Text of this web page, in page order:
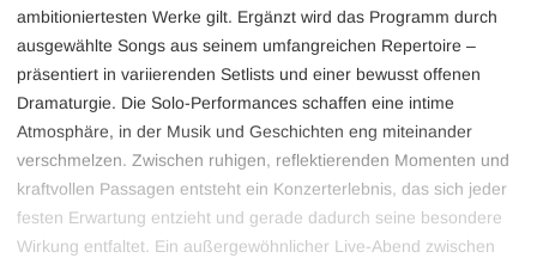
ambitioniertesten Werke gilt. Ergänzt wird das Programm durch
ausgewählte Songs aus seinem umfangreichen Repertoire –
präsentiert in variierenden Setlists und einer bewusst offenen
Dramaturgie. Die Solo-Performances schaffen eine intime
Atmosphäre, in der Musik und Geschichten eng miteinander
verschmelzen. Zwischen ruhigen, reflektierenden Momenten und
kraftvollen Passagen entsteht ein Konzerterlebnis, das sich jeder
festen Erwartung entzieht und gerade dadurch seine besondere
Wirkung entfaltet. Ein außergewöhnlicher Live-Abend zwischen